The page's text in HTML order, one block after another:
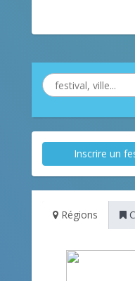
Inscrire un
Régions